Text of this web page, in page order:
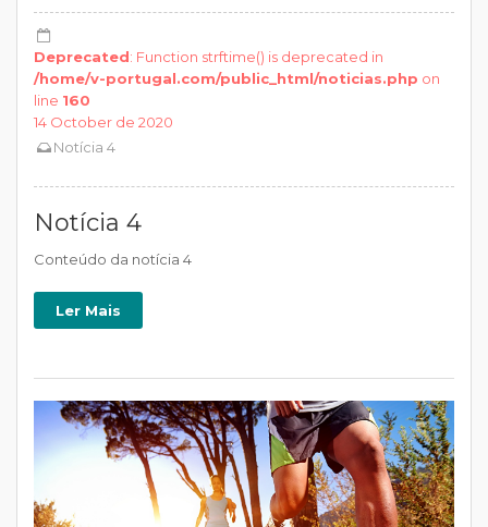
Deprecated: Function strftime() is deprecated in
/home/v-portugal.com/public_html/noticias.php on
line 160
14 October de 2020
Notícia 4
Notícia 4
Conteúdo da notícia 4
Ler Mais